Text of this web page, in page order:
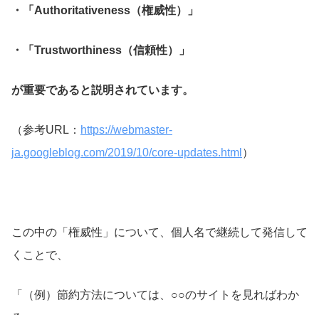
・「Authoritativeness（権威性）」
・「Trustworthiness（信頼性）」
が重要であると説明されています。
（参考URL： https://webmaster-
ja.googleblog.com/2019/10/core-updates.html ）
この中の「権威性」について、個人名で継続して発信して
くことで、
「（例）節約方法については、○○のサイトを見ればわか